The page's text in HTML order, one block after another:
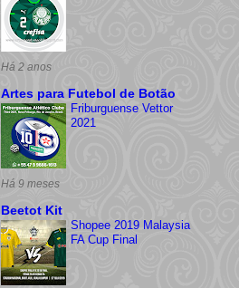
Há 2 anos
Artes para Futebol de Botão
Friburguense Vettor
2021
Há 9 meses
Beetot Kit
Shopee 2019 Malaysia
FA Cup Final